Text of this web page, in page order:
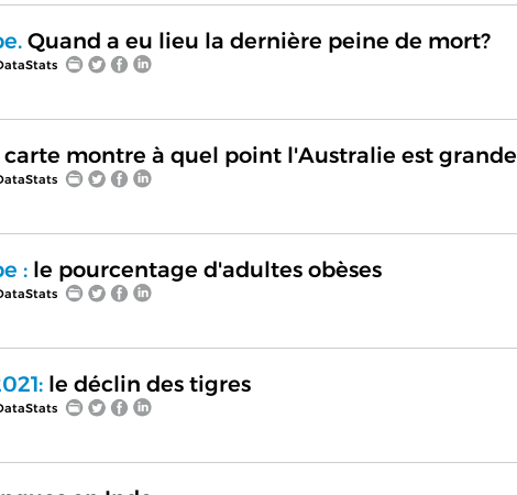
Quand a eu lieu la dernière peine de mort?
montre à quel point l'Australie est grande
:le pourcentage d'adultes obèses
le déclin des tigres